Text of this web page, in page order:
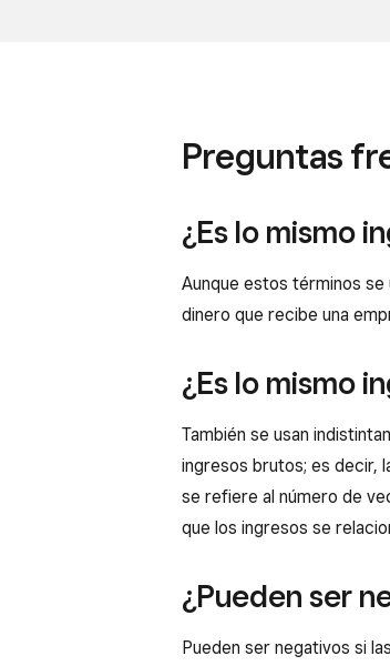
Preguntas
¿Es lo mismo
Aunque estos términos
dinero que recibe una
¿Es lo mismo
También se usan
ingresos brutos; es decir,
se refiere al número de
que los ingresos se
¿Pueden ser
Pueden ser negativos si